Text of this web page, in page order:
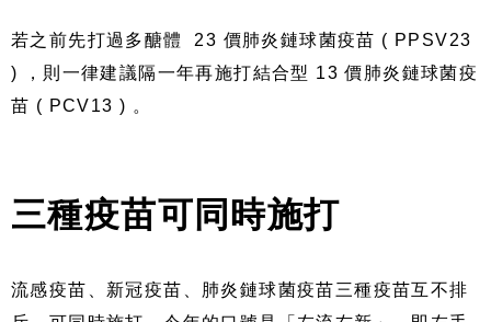
若之前先打過多醣體 23 價肺炎鏈球菌疫苗 ( PPSV23
) ，則一律建議隔一年再施打結合型 13 價肺炎鏈球菌疫
苗 ( PCV13 ) 。
三種疫苗可同時施打
流感疫苗、新冠疫苗、肺炎鏈球菌疫苗三種疫苗互不排